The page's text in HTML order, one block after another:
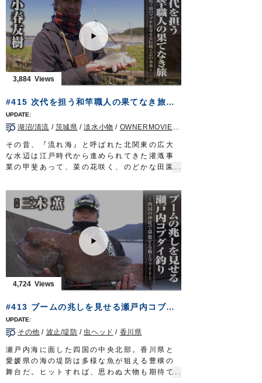
りをお届けする。
タックル（タナゴ）
竿：タナゴ竿 8寸節 10本継（4本継で使用）
道糸：ナイロン 1.25号
ハリス：たなごハリス 紅葉
目印：たなご小丸目印
ハリ：魅玄タナゴ／三腰（鈎先加工）
タックル（干潟マハゼ）
道糸：1～1.2号
ハリス：フロロ 0.6号?0.8号
オモリ：遊動 1.5号
ハリ：スーパー山女魚 7号
タックル（練り船マハゼ）
竿：江戸和竿 8尺
道糸：PE 1号
ハゼライト 5号
タックル（ホンモロコ）
竿：ハエ用竿 5.4m
道糸：ザイト・渓流 0.4～0.6号
オモリ：ガン玉 6号×4個
ハリス：ナイロン 0.4号
へらダブルサルカンダルマ型 22号
エサ：アカムシ／ホソミミズ
ハリ：モロコ 2号／2.5号
OWNERMOVIE http://ownertv.jp/
オーナーばりwebsite
http://www.owner.co.jp
3,884
#415 次代を担う和竿職人の果てなき旅～霞ヶ浦のマブナを寄せる伝統工芸の未来～
湖沼/清流 / 茨城県 /淡水小物 / OWNERMOVIE（夢釣行）
その昔、『流れ海』と呼ばれた北関東の広大
な水辺は江戸時代から進められてきた灌漑事
業の甲斐あって、菜の花咲く、のどかな田園
利根川水系の水を引く用水路は、多様な魚が
棲息する魅惑のフィールド。人工の小川、ホ
ソに糸を垂れる。狙うのはマブナ。その釣り
は「フナに始まりフナに終わる」という言葉
通り間口が広く奥深い。爽やかな風に誘われ
マブナと遊ぶのは小春友樹さん。埼玉は川越
に居を構える和竿職人だ。
経済産業省が伝統的工芸品の製作者団体とし
て認定する「江戸和竿組合」に今年加入した
三人のうちの一人が小春さん。その作品は精
っている。次代を担う和竿職人の果てなき旅
路。道は険しくとも…手堅く、歩を進めるの
みだ。
タックル
竿：和竿 6本継ぎ 8尺(2.4m)
道糸：ナイロン 1号
仕掛け：シモリ仕掛け
4,724
#413 ブームの兆しを見せる瀬戸内コブダイ釣り～四国の沖堤で堪能する極上ファイト～
その他 / 波止/堤防 / 虫ヘッド / 香川県
瀬戸内海に面した四国の中央北部。香川県と
愛媛県の海の堤防は多様な魚が狙える豊穣の
舞台だ。ヒットすれば、思わぬ大物も期待で